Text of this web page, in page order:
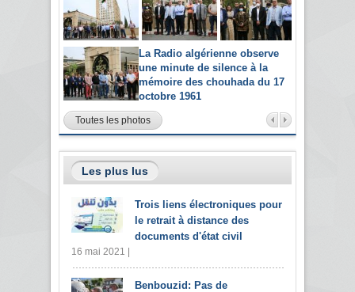
La Radio algérienne observe
une minute de silence à la
mémoire des chouhada du 17
octobre 1961
Toutes les photos
Les plus lus
Trois liens électroniques pour
le retrait à distance des
documents d'état civil
16 mai 2021 |
Benbouzid: Pas de